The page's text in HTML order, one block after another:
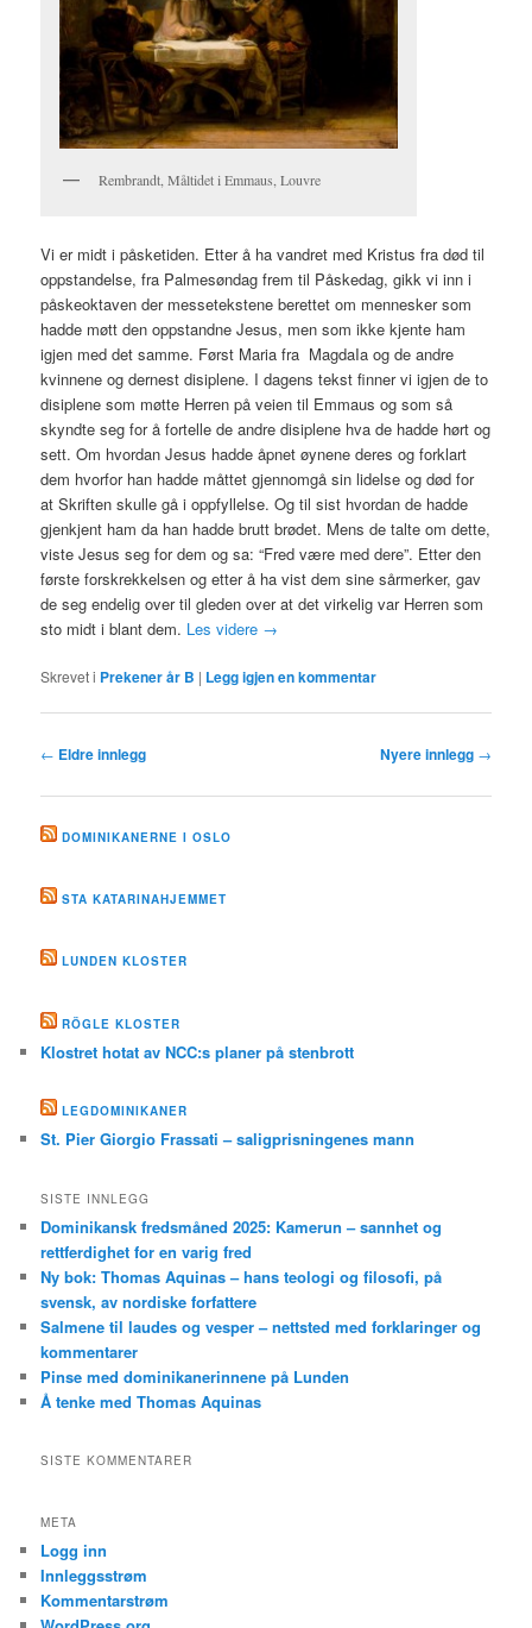
Rembrandt, Måltidet i Emmaus, Louvre
Vi er midt i påsketiden. Etter å ha vandret med Kristus fra død til
oppstandelse, fra Palmesøndag frem til Påskedag, gikk vi inn i
påskeoktaven der messetekstene berettet om mennesker som
hadde møtt den oppstandne Jesus, men som ikke kjente ham
igjen med det samme. Først Maria fra MagdaIa og de andre
kvinnene og dernest disiplene. I dagens tekst finner vi igjen de to
disiplene som møtte Herren på veien til Emmaus og som så
skyndte seg for å fortelle de andre disiplene hva de hadde hørt og
sett. Om hvordan Jesus hadde åpnet øynene deres og forklart
dem hvorfor han hadde måttet gjennomgå sin lidelse og død for
at Skriften skulle gå i oppfyllelse. Og til sist hvordan de hadde
gjenkjent ham da han hadde brutt brødet. Mens de talte om dette,
viste Jesus seg for dem og sa: “Fred være med dere”. Etter den
første forskrekkelsen og etter å ha vist dem sine sårmerker, gav
de seg endelig over til gleden over at det virkelig var Herren som
sto midt i blant dem. Les videre →
Skrevet i Prekener år B | Legg igjen en kommentar
Innleggsnavigasjon
← Eldre innlegg Nyere innlegg →
DOMINIKANERNE I OSLO
STA KATARINAHJEMMET
LUNDEN KLOSTER
RÖGLE KLOSTER
Klostret hotat av NCC:s planer på stenbrott
LEGDOMINIKANER
St. Pier Giorgio Frassati – saligprisningenes mann
SISTE INNLEGG
Dominikansk fredsmåned 2025: Kamerun – sannhet og
rettferdighet for en varig fred
Ny bok: Thomas Aquinas – hans teologi og filosofi, på
svensk, av nordiske forfattere
Salmene til laudes og vesper – nettsted med forklaringer og
kommentarer
Pinse med dominikanerinnene på Lunden
Å tenke med Thomas Aquinas
SISTE KOMMENTARER
META
Logg inn
Innleggsstrøm
Kommentarstrøm